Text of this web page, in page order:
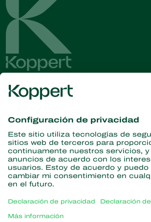
información
Suscríbase aquí
Partners with Nature
Avispas parásitas
Acerca de Koppert